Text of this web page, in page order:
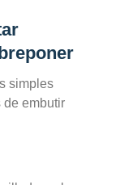
simples
de embutir